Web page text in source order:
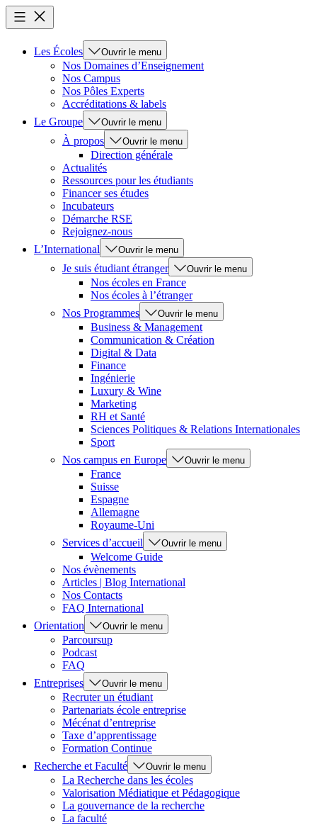
Les Écoles Ouvrir le menu
Nos Domaines d’Enseignement
Nos Campus
Nos Pôles Experts
Accréditations & labels
Le Groupe
Ouvrir le menu
À propos Ouvrir le menu
Direction générale
Actualités
Ressources pour les étudiants
Financer ses études
Incubateurs
Démarche RSE
Rejoignez-nous
L’International
Ouvrir le menu
Je suis étudiant étranger Ouvrir le menu
Nos écoles en France
Nos écoles à l’étranger
Nos Programmes
Ouvrir le menu
Business & Management
Communication & Création
Digital & Data
Finance
Ingénierie
Luxury & Wine
Marketing
RH et Santé
Sciences Politiques & Relations Internationales
Sport
Nos campus en Europe
Ouvrir le menu
France
Suisse
Espagne
Allemagne
Royaume-Uni
Services d’accueil
Ouvrir le menu
Welcome Guide
Nos évènements
Articles | Blog International
Nos Contacts
FAQ International
Orientation
Ouvrir le menu
Parcoursup
Podcast
FAQ
Entreprises
Ouvrir le menu
Recruter un étudiant
Partenariats école entreprise
Mécénat d’entreprise
Taxe d’apprentissage
Formation Continue
Recherche et Faculté
Ouvrir le menu
La Recherche dans les écoles
Valorisation Médiatique et Pédagogique
La gouvernance de la recherche
La faculté